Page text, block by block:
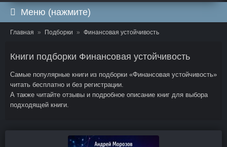
Меню (нажмите)
Главная Подборки Финансовая устойчивость
Книги подборки Финансовая устойчивость
Самые популярные книги из подборки «Финансовая устойчивость»
читать бесплатно и без регистрации.
А также читайте отзывы и подробное описание книг для выбора
подходящей книги.